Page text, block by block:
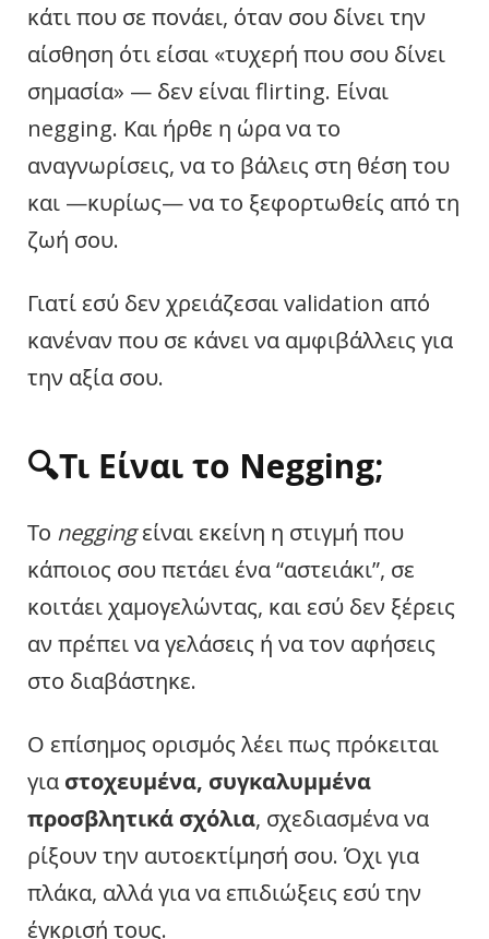
κάτι που σε πονάει, όταν σου δίνει την
αίσθηση ότι είσαι «τυχερή που σου δίνει
σημασία» — δεν είναι flirting. Είναι
negging. Και ήρθε η ώρα να το
αναγνωρίσεις, να το βάλεις στη θέση του
και —κυρίως— να το ξεφορτωθείς από τη
ζωή σου.
Γιατί εσύ δεν χρειάζεσαι validation από
κανέναν που σε κάνει να αμφιβάλλεις για
την αξία σου.
🔍Τι Είναι το Negging;
Το neggingείναι εκείνη η στιγμή που
κάποιος σου πετάει ένα “αστειάκι”, σε
κοιτάει χαμογελώντας, και εσύ δεν ξέρεις
αν πρέπει να γελάσεις ή να τον αφήσεις
στο διαβάστηκε.
Ο επίσημος ορισμός λέει πως πρόκειται
για στοχευμένα, συγκαλυμμένα
προσβλητικά σχόλια, σχεδιασμένα να
ρίξουν την αυτοεκτίμησή σου. Όχι για
πλάκα, αλλά για να επιδιώξεις εσύ την
έγκρισή τους.